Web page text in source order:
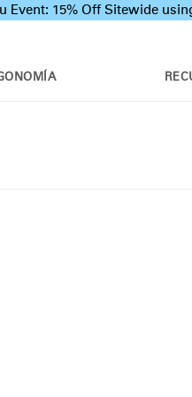
Event: 15% Off Sitewide